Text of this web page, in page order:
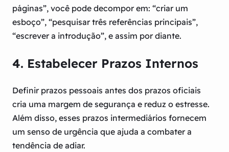
páginas”, você pode decompor em: “criar um
esboço”, “pesquisar três referências principais”,
“escrever a introdução”, e assim por diante.
4. Estabelecer Prazos Internos
Definir prazos pessoais antes dos prazos oficiais
cria uma margem de segurança e reduz o estresse.
Além disso, esses prazos intermediários fornecem
um senso de urgência que ajuda a combater a
tendência de adiar.